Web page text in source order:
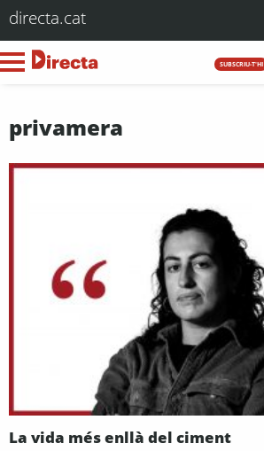
directa.cat
SUBSCRIU-T'HI
privamera
La vida més enllà del ciment